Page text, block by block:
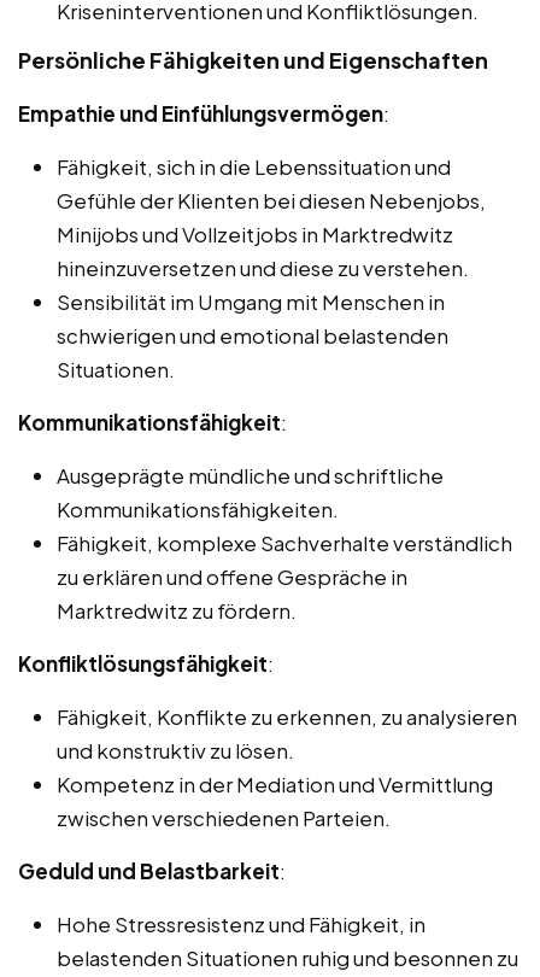
Kriseninterventionen und Konfliktlösungen.
Persönliche Fähigkeiten und Eigenschaften
Empathie und Einfühlungsvermögen:
Fähigkeit, sich in die Lebenssituation und
Gefühle der Klienten bei diesen Nebenjobs,
Minijobs und Vollzeitjobs in Marktredwitz
hineinzuversetzen und diese zu verstehen.
Sensibilität im Umgang mit Menschen in
schwierigen und emotional belastenden
Situationen.
Kommunikationsfähigkeit:
Ausgeprägte mündliche und schriftliche
Kommunikationsfähigkeiten.
Fähigkeit, komplexe Sachverhalte verständlich
zu erklären und offene Gespräche in
Marktredwitz zu fördern.
Konfliktlösungsfähigkeit:
Fähigkeit, Konflikte zu erkennen, zu analysieren
und konstruktiv zu lösen.
Kompetenz in der Mediation und Vermittlung
zwischen verschiedenen Parteien.
Geduld und Belastbarkeit:
Hohe Stressresistenz und Fähigkeit, in
belastenden Situationen ruhig und besonnen zu